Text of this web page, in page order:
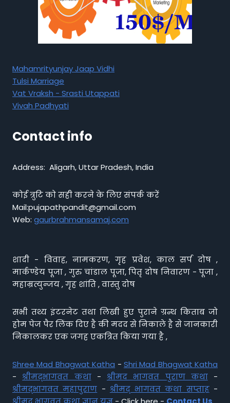
Mahamrityunjay Jaap Vidhi
Tulsi Marriage
Vat Vraksh - Srasti Utappati
Vivah Padhyati
Contact info
Address: Aligarh, Uttar Pradesh, India
कोई त्रुटि को सही करने के लिए संपर्क करें
Mail:pujapathpandit@gmail.com
Web: gaurbrahmansamaj.com
शादी - विवाह, नामकरण, गृह प्रवेश, काल सर्प दोष ,
मार्कण्डेय पूजा , गुरु चांडाल पूजा, पितृ दोष निवारण - पूजा ,
महाम्रत्युन्जय , गृह शांति , वास्तु दोष
सभी तथ्य इंटरनेट तथा लिखी हुए पुराने ग्रन्थ किताब जो
होम पेज पैर लिंक दिए है की मदद से निकाले है से जानकारी
निकालकर एक जगह एकत्रित किया गया है ,
Shree Mad Bhagwat Katha - Shri Mad Bhagwat Katha
- श्रीमद्भागवत कथा- श्रीमद भागवत पुराण कथा-
श्रीमद्भागवत महापुराण - श्रीमद् भागवत कथा सप्ताह-